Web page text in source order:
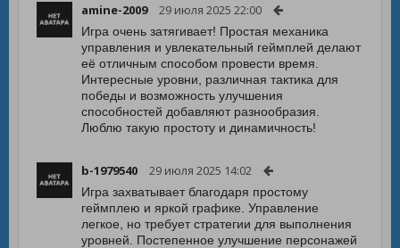
amine-2009 29 июля 2025 22:00
Игра очень затягивает! Простая механика
управления и увлекательный геймплей делают
её отличным способом провести время.
Интересные уровни, различная тактика для
победы и возможность улучшения
способностей добавляют разнообразия.
Люблю такую простоту и динамичность!
b-1979540 29 июля 2025 14:02
Игра захватывает благодаря простому
геймплею и яркой графике. Управление
легкое, но требует стратегии для выполнения
уровней. Постепенное улучшение персонажей